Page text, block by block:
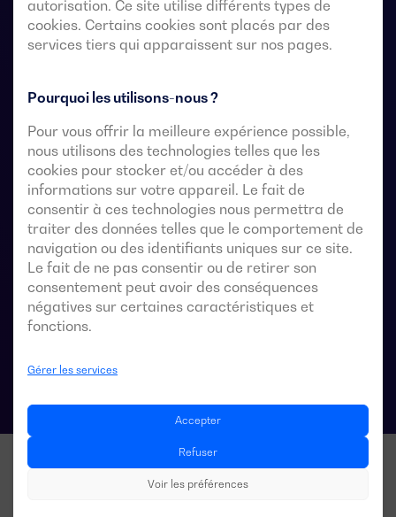
autorisation. Ce site utilise différents types de
cookies. Certains cookies sont placés par des
services tiers qui apparaissent sur nos pages.
Pourquoi les utilisons-nous ?
Pour vous offrir la meilleure expérience possible,
nous utilisons des technologies telles que les
cookies pour stocker et/ou accéder à des
informations sur votre appareil. Le fait de
consentir à ces technologies nous permettra de
traiter des données telles que le comportement de
navigation ou des identifiants uniques sur ce site.
Le fait de ne pas consentir ou de retirer son
consentement peut avoir des conséquences
négatives sur certaines caractéristiques et
fonctions.
Gérer les services
Accepter
Refuser
Voir les préférences
avec une coupure entièrement apparente. Ils
permettent le transfert en charge de deux sources
triphasées par l’intermédiaire de contacts à distance
automatique externe, utilisant une logique d’impulsions
Ils sont conçus pour être utilisés dans des systèmes
d’alimentation à basse tension où une interruption de
l’alimentation de la charge est acceptable pendant le
transfert.
Fiches techniques du commutateur de
transfert automatique